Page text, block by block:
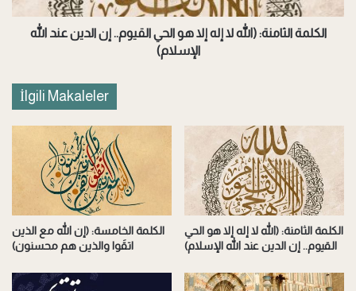
القيوم..
الله
الإسلام)
الكلمة الثامنة: (الله لا إله إلا هو الحي القيوم.. إن الدين عند الله
الإسلام)
İlgili Makaleler
الكلمة الخامسة: (إن الله مع الذين
اتقَوا والذين هم محسنون)
الكلمة الثامنة: (الله لا إله إلا هو الحي
القيوم.. إن الدين عند الله الإسلام)